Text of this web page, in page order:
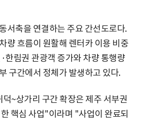
서축을 연결하는 주요 간선도로다.
량 흐름이 원활해 렌터카 이용 비중
한림권 관광객 증가와 차량 통행량
구간에서 정체가 발생하고 있다.
~상가리 구간 확장은 제주 서부권
핵심 사업"이라며 "사업이 완료되